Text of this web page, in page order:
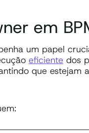
em
um papel
eficiente dos
que estejam